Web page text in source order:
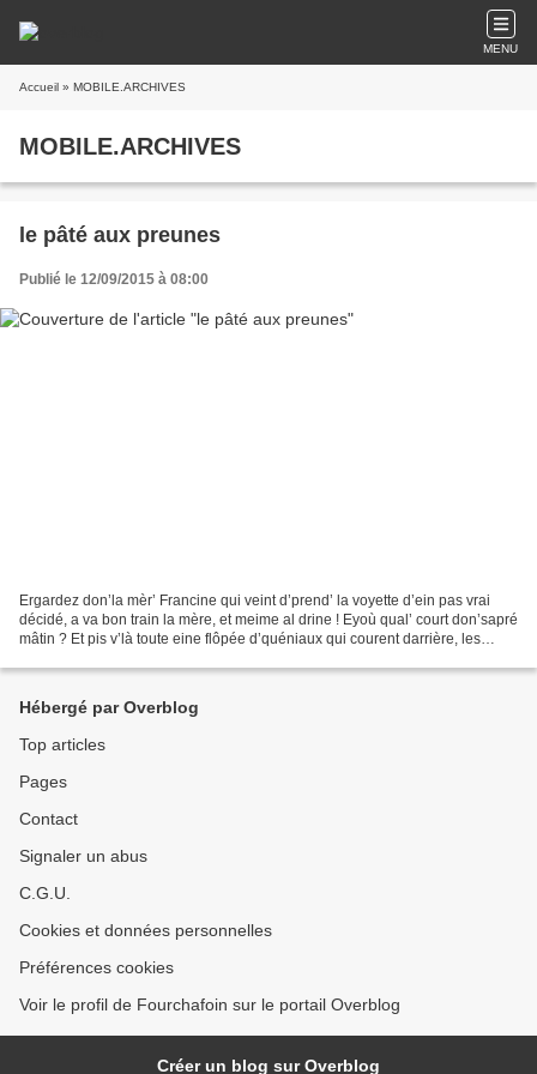
MENU
Accueil » MOBILE.ARCHIVES
MOBILE.ARCHIVES
le pâté aux preunes
Publié le 12/09/2015 à 08:00
Ergardez don’la mèr’ Francine qui veint d’prend’ la voyette d’ein pas vrai
décidé, a va bon train la mère, et meime al drine ! Eyoù qual’ court don’sapré
mâtin ? Et pis v’là toute eine flôpée d’quéniaux qui courent darrière, les
Hébergé par Overblog
Top articles
Pages
Contact
Signaler un abus
C.G.U.
Cookies et données personnelles
Préférences cookies
Voir le profil de Fourchafoin sur le portail Overblog
Créer un blog sur Overblog